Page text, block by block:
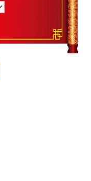
– Sách xem ngày tốt
hộ chúng tôi bằng